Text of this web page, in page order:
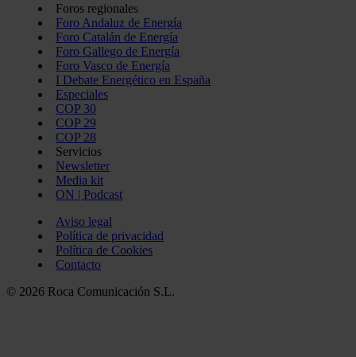
Foros regionales
Foro Andaluz de Energía
Foro Catalán de Energía
Foro Gallego de Energía
Foro Vasco de Energía
I Debate Energético en España
Especiales
COP 30
COP 29
COP 28
Servicios
Newsletter
Media kit
ON | Podcast
Aviso legal
Política de privacidad
Política de Cookies
Contacto
© 2026 Roca Comunicación S.L.